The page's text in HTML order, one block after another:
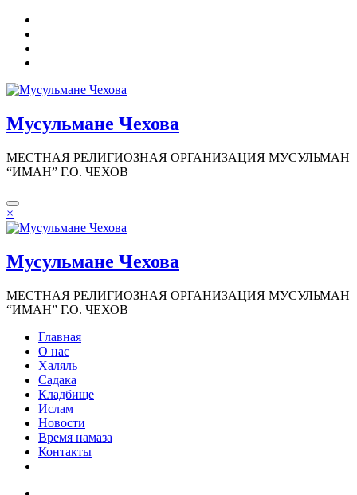
Перейти
содержимому
Мусульмане Чехова
МЕСТНАЯ РЕЛИГИОЗНАЯ ОРГАНИЗАЦИЯ МУСУЛЬМАН
“ИМАН” Г.О. ЧЕХОВ
×
Мусульмане Чехова
МЕСТНАЯ РЕЛИГИОЗНАЯ ОРГАНИЗАЦИЯ МУСУЛЬМАН
“ИМАН” Г.О. ЧЕХОВ
Главная
О нас
Халяль
Садака
Кладбище
Ислам
Новости
Время намаза
Контакты